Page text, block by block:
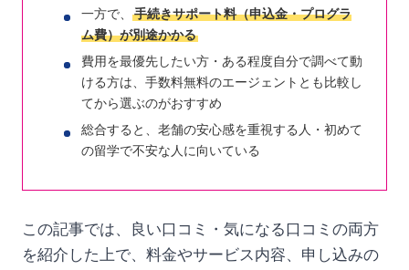
一方で、
手続きサポート料（申込金・プログラ
ム費）が別途かかる
費用を最優先したい方・ある程度自分で調べて動
ける方は、手数料無料のエージェントとも比較し
てから選ぶのがおすすめ
総合すると、老舗の安心感を重視する人・初めて
の留学で不安な人に向いている
この記事では、良い口コミ・気になる口コミの両方
を紹介した上で、料金やサービス内容、申し込みの